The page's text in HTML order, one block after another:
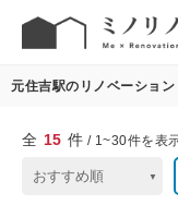
15
元住吉駅のリノベーショ
全 15 件 / 1~30件を表